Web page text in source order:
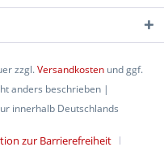
zzgl.Versandkosten und ggf.
anders beschrieben |
innerhalb Deutschlands
zur Barrierefreiheit